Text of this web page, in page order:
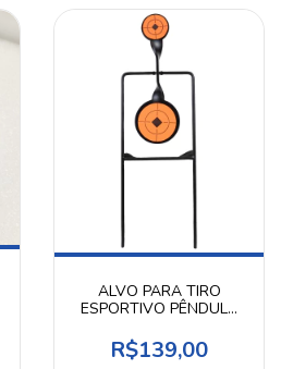
ALVO PARA TIRO
ESPORTIVO PÊNDULO
R$139,00